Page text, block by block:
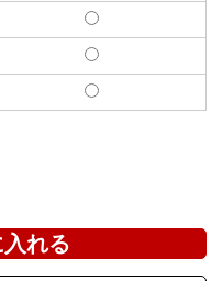
こ
れる